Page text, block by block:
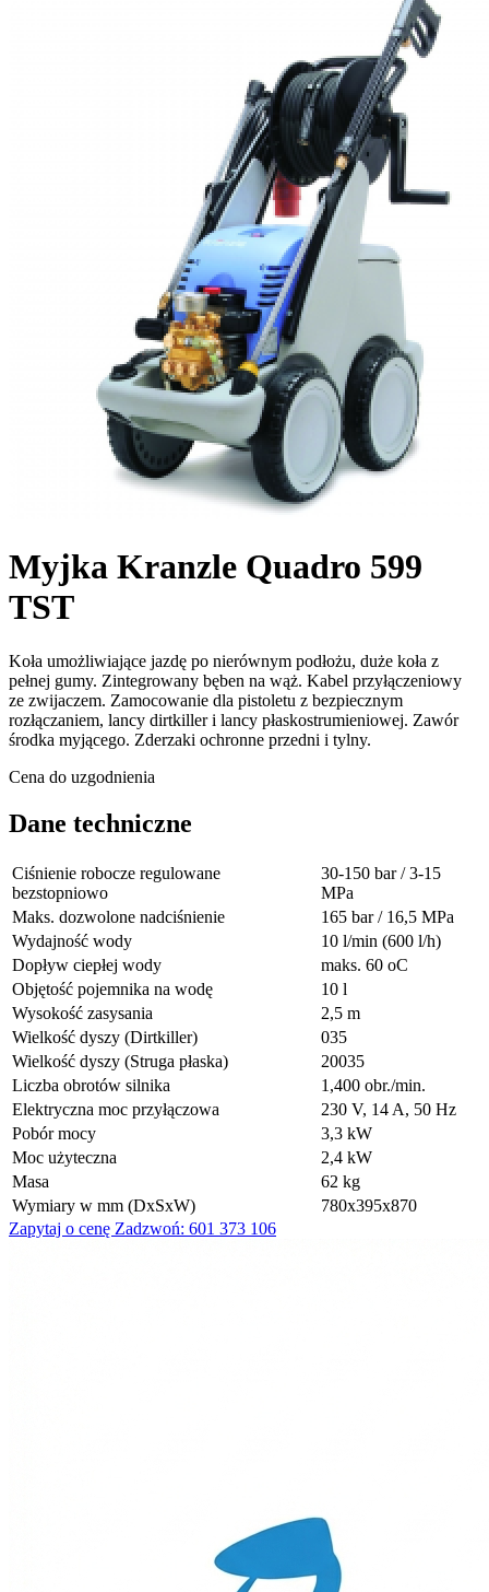
Myjka Kranzle Quadro 599
TST
Koła umożliwiające jazdę po nierównym podłożu, duże koła z
pełnej gumy. Zintegrowany bęben na wąż. Kabel przyłączeniowy
ze zwijaczem. Zamocowanie dla pistoletu z bezpiecznym
rozłączaniem, lancy dirtkiller i lancy płaskostrumieniowej. Zawór
środka myjącego. Zderzaki ochronne przedni i tylny.
Cena do uzgodnienia
Dane techniczne
Ciśnienie robocze regulowane
bezstopniowo
30-150 bar / 3-15
MPa
Maks. dozwolone nadciśnienie
165 bar / 16,5 MPa
Wydajność wody
10 l/min (600 l/h)
Dopływ ciepłej wody
maks. 60 oC
Objętość pojemnika na wodę
10 l
Wysokość zasysania
2,5 m
Wielkość dyszy (Dirtkiller)
035
Wielkość dyszy (Struga płaska)
20035
Liczba obrotów silnika
1,400 obr./min.
Elektryczna moc przyłączowa
230 V, 14 A, 50 Hz
Pobór mocy
3,3 kW
Moc użyteczna
2,4 kW
Masa
62 kg
Wymiary w mm (DxSxW)
780x395x870
Zapytaj o cenę Zadzwoń: 601 373 106